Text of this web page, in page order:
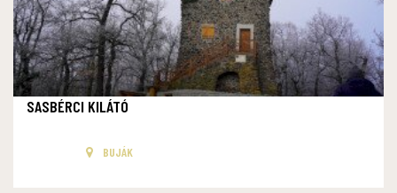
SASBÉRCI KILÁTÓ
BUJÁK